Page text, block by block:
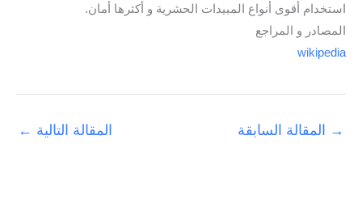
استخدام أقوى أنواع المبيدات الحشرية و أكثرها أمان.
المصادر و المراجع
wikipedia
→ المقالة السابقة المقالة التالية ←